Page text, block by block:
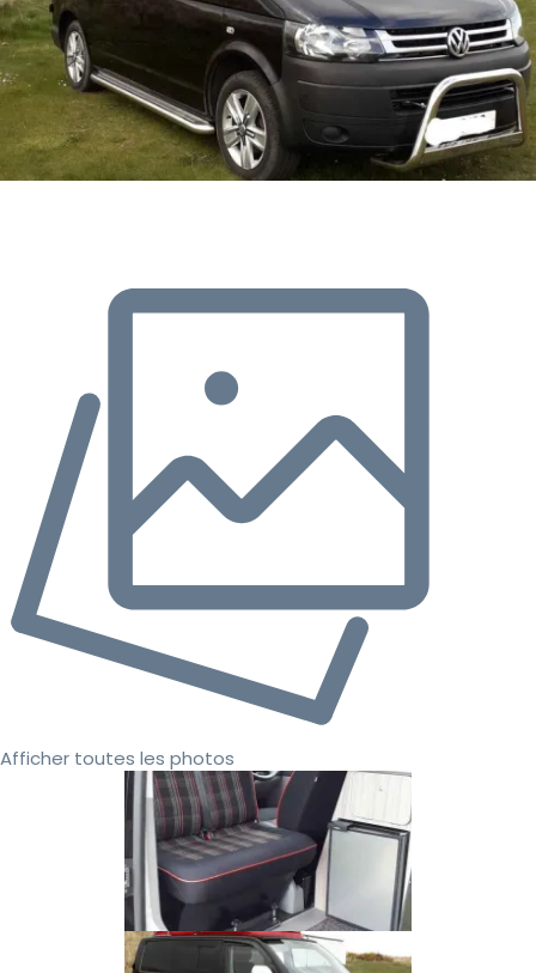
Afficher toutes les photos